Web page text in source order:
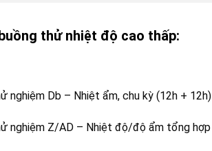
thử nhiệt độ cao thấp:
nghiệm Db – Nhiệt ẩm, chu kỳ (12h + 12h)
nghiệm Z/AD – Nhiệt độ/độ ẩm tổng